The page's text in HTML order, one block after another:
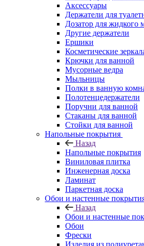
Аксессуары
Держатели для
Дозатор для жидкого
Другие держатели
Ершики
Косметические
Крючки для ванной
Мусорные ведра
Мыльницы
Полки в ванную
Полотенцедержатели
Поручни для ванной
Стаканы для ванной
Стойки для ванной
Напольные покрытия
Назад
Напольные покрытия
Виниловая плитка
Инженерная доска
Ламинат
Паркетная доска
Обои и настенные
Назад
Обои и настенные
Обои
Фрески
Изделия из